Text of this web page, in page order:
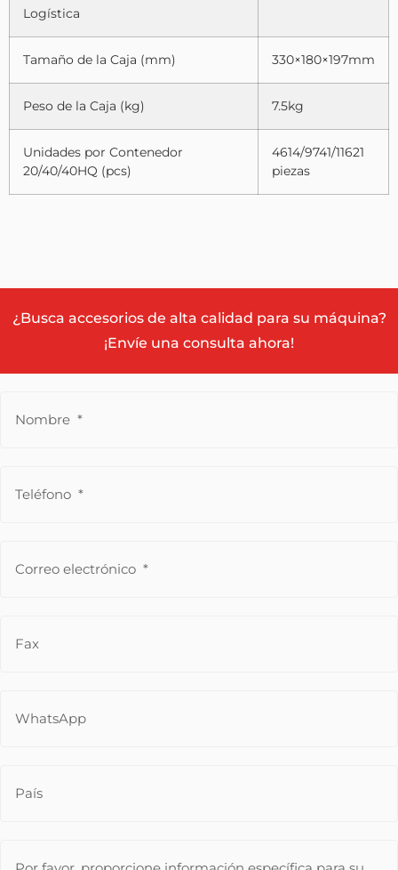
Logística
Tamaño de la Caja (mm) 330×180×197mm
Peso de la Caja (kg) 7.5kg
Unidades por Contenedor
20/40/40HQ (pcs)
4614/9741/11621
piezas
¿Busca accesorios de alta calidad para su máquina?
¡Envíe una consulta ahora!